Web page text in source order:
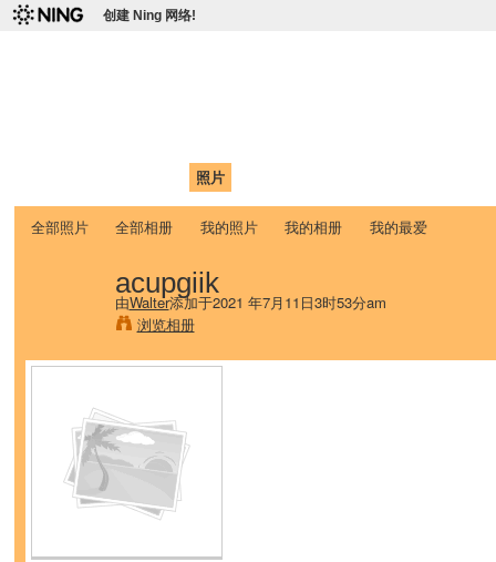
创建 Ning 网络!
照片
全部照片 全部相册 我的照片 我的相册 我的最爱
acupgiik
由Walter添加于2021 年7月11日3时53分am
浏览相册